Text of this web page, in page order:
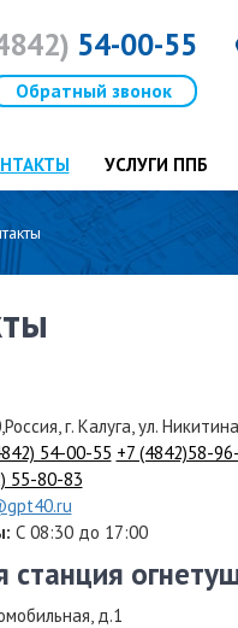
54-00-55
Обратный звонок
УСЛУГИ ППБ
г. Калуга, ул.
54-00-55 +7 (4842)58-
55-80-83
С 08:30 до 17:00
станция
д.1